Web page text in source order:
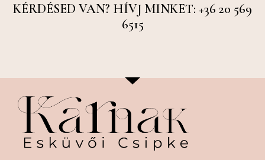
KÉRDÉSED VAN? HÍVJ MINKET: +36 20 569
6515